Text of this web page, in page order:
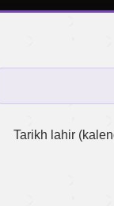
Tarikh lahir